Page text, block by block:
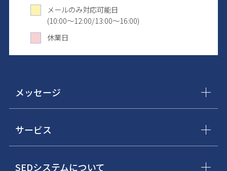
メールのみ対応可能日
(10:00～12:00/13:00～16:00)
休業日
メッセージ
サービス
SEDシステムについて